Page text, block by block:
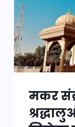
मकर